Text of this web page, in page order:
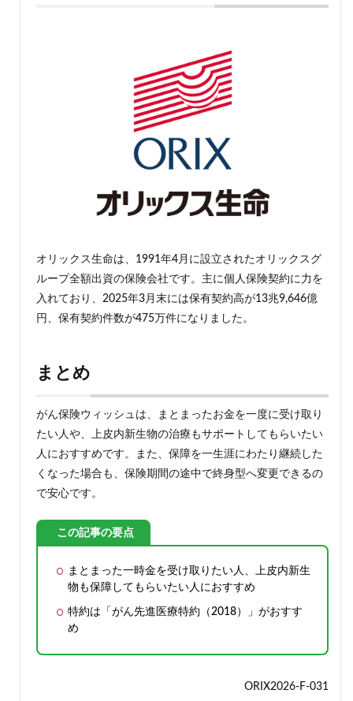
オリックス生命は、1991年4月に設立されたオリックスグ
ループ全額出資の保険会社です。主に個人保険契約に力を
入れており、2025年3月末には保有契約高が13兆9,646億
円、保有契約件数が475万件になりました。
まとめ
がん保険ウィッシュは、まとまったお金を一度に受け取り
たい人や、上皮内新生物の治療もサポートしてもらいたい
人におすすめです。また、保障を一生涯にわたり継続した
くなった場合も、保険期間の途中で終身型へ変更できるの
で安心です。
この記事の要点
まとまった一時金を受け取りたい人、上皮内新生
物も保障してもらいたい人におすすめ
特約は「がん先進医療特約（2018）」がおすす
め
ORIX2026-F-031